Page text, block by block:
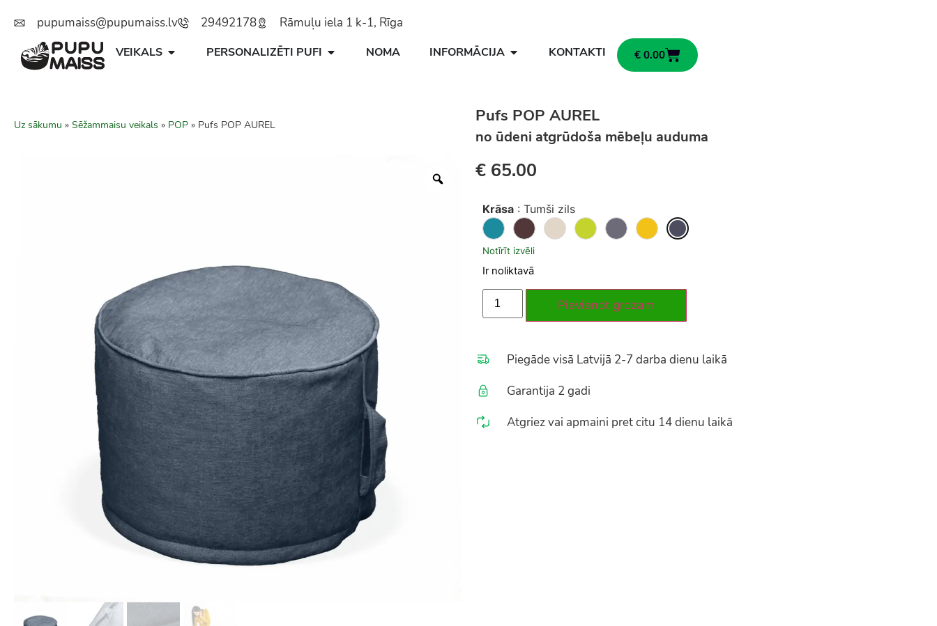
pupumaiss@pupumaiss.lv 29492178 Rāmuļu iela 1 k-1, Rīga
VEIKALS PERSONALIZĒTI PUFI NOMA INFORMĀCIJA KONTAKTI € 0.00
Uz sākumu » Sēžammaisu veikals » POP » Pufs POP AUREL Pufs POP AUREL
no ūdeni atgrūdoša mēbeļu auduma
€ 65.00
Krāsa : Tumši zils
Notīrīt izvēli
Ir noliktavā
Pievienot grozam
Piegāde visā Latvijā 2-7 darba dienu laikā
Garantija 2 gadi
Atgriez vai apmaini pret citu 14 dienu laikā